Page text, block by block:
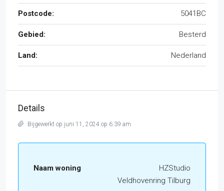
Postcode: 5041BC
Gebied: Besterd
Land: Nederland
Details
Bijgewerkt op juni 11, 2024 op 6:39 am
Naam woning
HZStudio
Veldhovenring Tilburg